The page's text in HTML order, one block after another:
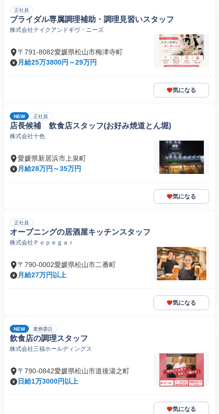
正社員
ブライダル専属調理補助・調理見習いスタッフ
株式会社テイクアンドギヴ・ニーズ
〒791-8082愛媛県松山市梅津寺町
月給25万3800円～29万円
気になる
NEW 正社員
店長候補 飲食店スタッフ(お好み焼道とん堀)
株式会社十色
愛媛県新居浜市上泉町
月給28万円～35万円
気になる
正社員
オープニングの居酒屋キッチンスタッフ
株式会社Ｐｏｐｅｇａｒ
〒790-0002愛媛県松山市二番町
月給27万円以上
気になる
NEW 業務委託
飲食店の調理スタッフ
株式会社三福ホールディングス
〒790-0842愛媛県松山市道後湯之町
日給1万3000円以上
気になる